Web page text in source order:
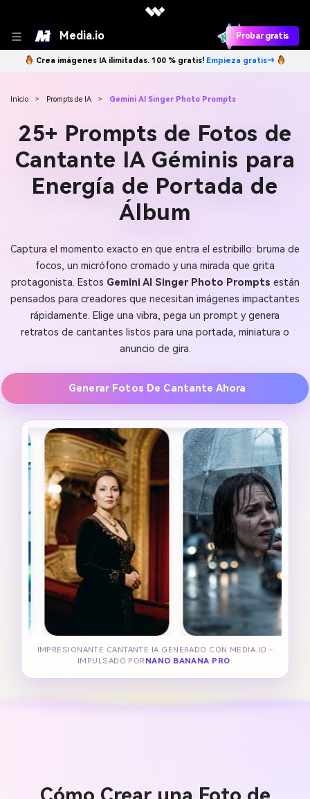
Media.io Probar gratis
Crea imágenes IA ilimitadas. 100 % gratis! Empieza gratis→
Inicio > Prompts de IA > Gemini AI Singer Photo Prompts
25+ Prompts de Fotos de
Cantante IA Géminis para
Energía de Portada de
Álbum
Captura el momento exacto en que entra el estribillo: bruma de
focos, un micrófono cromado y una mirada que grita
protagonista. Estos Gemini AI Singer Photo Prompts están
pensados para creadores que necesitan imágenes impactantes
rápidamente. Elige una vibra, pega un prompt y genera
retratos de cantantes listos para una portada, miniatura o
anuncio de gira.
Generar Fotos De Cantante Ahora
IMPRESIONANTE CANTANTE IA GENERADO CON MEDIA.IO -
IMPULSADO POR NANO BANANA PRO.